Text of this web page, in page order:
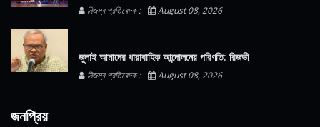
নিজস্ব প্রতিবেদক : August 08, 2026
জুলাই আমাদের ধারাবাহিক আন্দোলনের পরিণতি: রিজভী
নিজস্ব প্রতিবেদক : August 08, 2026
জনপ্রিয়